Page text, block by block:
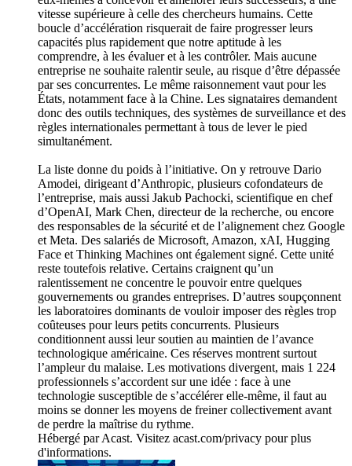
vitesse supérieure à celle des chercheurs humains. Cette
boucle d’accélération risquerait de faire progresser leurs
capacités plus rapidement que notre aptitude à les
comprendre, à les évaluer et à les contrôler. Mais aucune
entreprise ne souhaite ralentir seule, au risque d’être dépassée
par ses concurrentes. Le même raisonnement vaut pour les
États, notamment face à la Chine. Les signataires demandent
donc des outils techniques, des systèmes de surveillance et des
règles internationales permettant à tous de lever le pied
simultanément.
La liste donne du poids à l’initiative. On y retrouve Dario
Amodei, dirigeant d’Anthropic, plusieurs cofondateurs de
l’entreprise, mais aussi Jakub Pachocki, scientifique en chef
d’OpenAI, Mark Chen, directeur de la recherche, ou encore
des responsables de la sécurité et de l’alignement chez Google
et Meta. Des salariés de Microsoft, Amazon, xAI, Hugging
Face et Thinking Machines ont également signé. Cette unité
reste toutefois relative. Certains craignent qu’un
ralentissement ne concentre le pouvoir entre quelques
gouvernements ou grandes entreprises. D’autres soupçonnent
les laboratoires dominants de vouloir imposer des règles trop
coûteuses pour leurs petits concurrents. Plusieurs
conditionnent aussi leur soutien au maintien de l’avance
technologique américaine. Ces réserves montrent surtout
l’ampleur du malaise. Les motivations divergent, mais 1 224
professionnels s’accordent sur une idée : face à une
technologie susceptible de s’accélérer elle-même, il faut au
moins se donner les moyens de freiner collectivement avant
de perdre la maîtrise du rythme.
Hébergé par Acast. Visitez acast.com/privacy pour plus
d'informations.